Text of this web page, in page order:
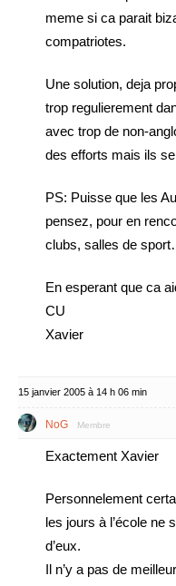
meme si ca parait
compatriotes.
Une solution, deja
trop regulierement
avec trop de non-
des efforts mais ils
PS: Puisse que les
pensez, pour en
clubs, salles de
En esperant que ca
CU
Xavier
15 janvier 2005 à 14 h 06 min
NoG Membre
Exactement Xavier
Personnelement
les jours à l’école ne
d’eux.
Il n’y a pas de